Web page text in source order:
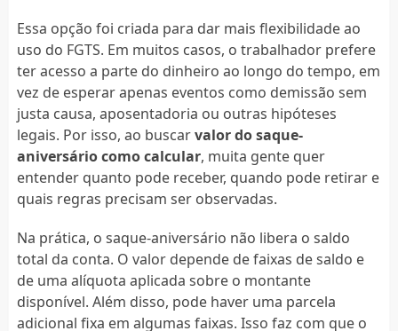
Essa opção foi criada para dar mais flexibilidade ao
uso do FGTS. Em muitos casos, o trabalhador prefere
ter acesso a parte do dinheiro ao longo do tempo, em
vez de esperar apenas eventos como demissão sem
justa causa, aposentadoria ou outras hipóteses
legais. Por isso, ao buscarvalor do saque-
aniversário como calcular, muita gente quer
entender quanto pode receber, quando pode retirar e
quais regras precisam ser observadas.
Na prática, o saque-aniversário não libera o saldo
total da conta. O valor depende de faixas de saldo e
de uma alíquota aplicada sobre o montante
disponível. Além disso, pode haver uma parcela
adicional fixa em algumas faixas. Isso faz com que o